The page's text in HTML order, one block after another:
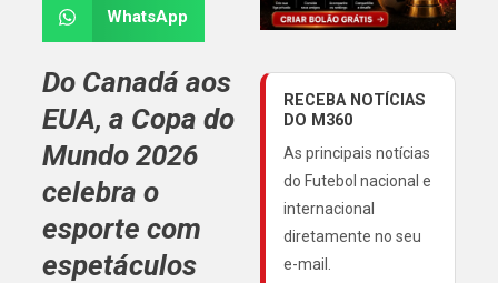
WhatsApp
Do Canadá aos
EUA, a Copa do
Mundo 2026
celebra o
esporte com
espetáculos
RECEBA NOTÍCIAS
DO M360
As principais notícias
do Futebol nacional e
internacional
diretamente no seu
e-mail.